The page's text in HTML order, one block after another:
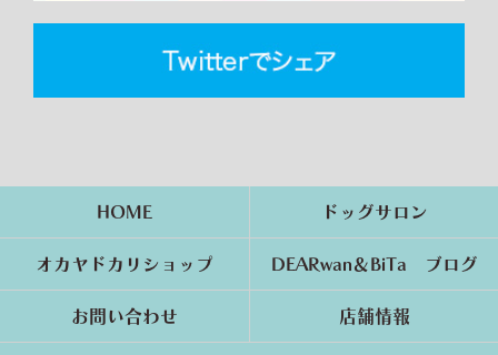
HOME ドッグサロン
オカヤドカリショップ DEARwan＆BiTa ブログ
お問い合わせ 店舗情報